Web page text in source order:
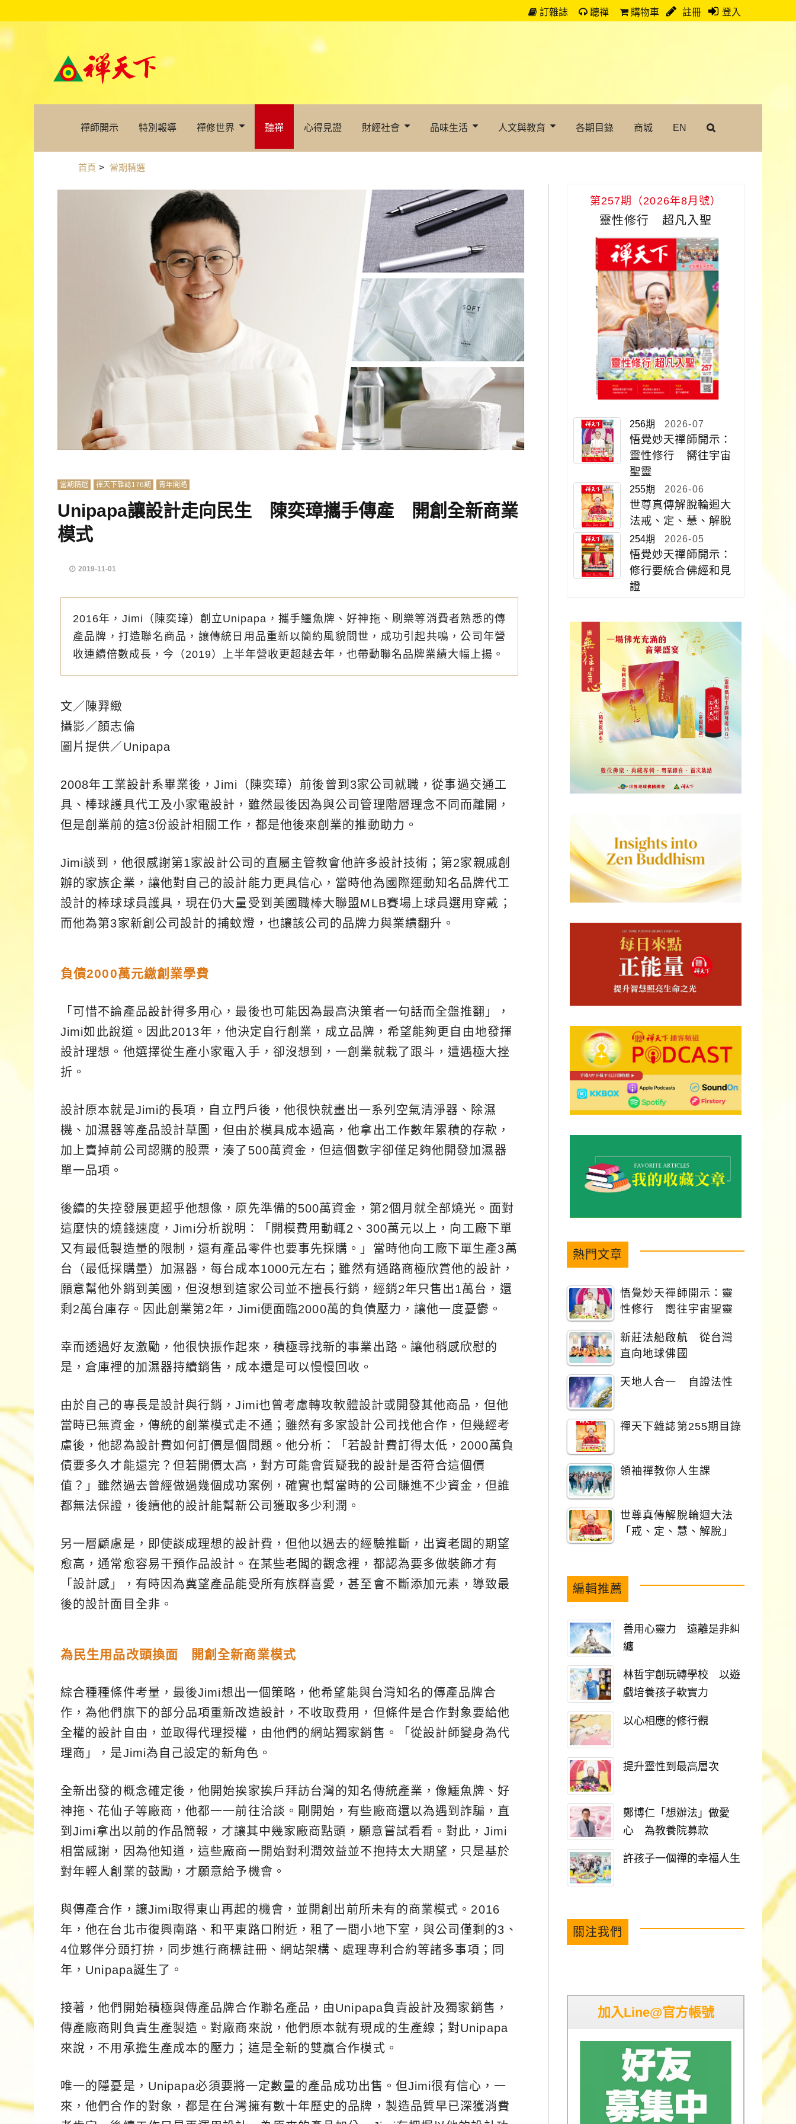
訂雜誌 聽禪 購物車 註冊 登入
禪師開示 特別報導 禪修世界 聽禪 心得見證 財經社會 品味生活 人文與教育 各期目錄 商城 EN
首頁 > 當期精選
當期精選 禪天下雜誌176期 青年開路
Unipapa讓設計走向民生 陳奕璋攜手傳產 開創全新商業
模式
2019-11-01
2016年，Jimi（陳奕璋）創立Unipapa，攜手鱷魚牌、好神拖、刷樂等消費者熟悉的傳
產品牌，打造聯名商品，讓傳統日用品重新以簡約風貌問世，成功引起共鳴，公司年營
收連續倍數成長，今（2019）上半年營收更超越去年，也帶動聯名品牌業績大幅上揚。
文／陳羿緻
攝影／顏志倫
圖片提供／Unipapa
2008年工業設計系畢業後，Jimi（陳奕璋）前後曾到3家公司就職，從事過交通工
具、棒球護具代工及小家電設計，雖然最後因為與公司管理階層理念不同而離開，
但是創業前的這3份設計相關工作，都是他後來創業的推動助力。
Jimi談到，他很感謝第1家設計公司的直屬主管教會他許多設計技術；第2家親戚創
辦的家族企業，讓他對自己的設計能力更具信心，當時他為國際運動知名品牌代工
設計的棒球球員護具，現在仍大量受到美國職棒大聯盟MLB賽場上球員選用穿戴；
而他為第3家新創公司設計的捕蚊燈，也讓該公司的品牌力與業績翻升。
負債2000萬元繳創業學費
「可惜不論產品設計得多用心，最後也可能因為最高決策者一句話而全盤推翻」，
Jimi如此說道。因此2013年，他決定自行創業，成立品牌，希望能夠更自由地發揮
設計理想。他選擇從生產小家電入手，卻沒想到，一創業就栽了跟斗，遭遇極大挫
折。
設計原本就是Jimi的長項，自立門戶後，他很快就畫出一系列空氣清淨器、除濕
機、加濕器等產品設計草圖，但由於模具成本過高，他拿出工作數年累積的存款，
加上賣掉前公司認購的股票，湊了500萬資金，但這個數字卻僅足夠他開發加濕器
單一品項。
後續的失控發展更超乎他想像，原先準備的500萬資金，第2個月就全部燒光。面對
這麼快的燒錢速度，Jimi分析說明：「開模費用動輒2、300萬元以上，向工廠下單
又有最低製造量的限制，還有產品零件也要事先採購。」當時他向工廠下單生產3萬
台（最低採購量）加濕器，每台成本1000元左右；雖然有通路商極欣賞他的設計，
願意幫他外銷到美國，但沒想到這家公司並不擅長行銷，經銷2年只售出1萬台，還
剩2萬台庫存。因此創業第2年，Jimi便面臨2000萬的負債壓力，讓他一度憂鬱。
幸而透過好友激勵，他很快振作起來，積極尋找新的事業出路。讓他稍感欣慰的
是，倉庫裡的加濕器持續銷售，成本還是可以慢慢回收。
由於自己的專長是設計與行銷，Jimi也曾考慮轉攻軟體設計或開發其他商品，但他
當時已無資金，傳統的創業模式走不通；雖然有多家設計公司找他合作，但幾經考
慮後，他認為設計費如何訂價是個問題。他分析：「若設計費訂得太低，2000萬負
債要多久才能還完？但若開價太高，對方可能會質疑我的設計是否符合這個價
值？」雖然過去曾經做過幾個成功案例，確實也幫當時的公司賺進不少資金，但誰
都無法保證，後續他的設計能幫新公司獲取多少利潤。
另一層顧慮是，即使談成理想的設計費，但他以過去的經驗推斷，出資老闆的期望
愈高，通常愈容易干預作品設計。在某些老闆的觀念裡，都認為要多做裝飾才有
「設計感」，有時因為冀望產品能受所有族群喜愛，甚至會不斷添加元素，導致最
後的設計面目全非。
為民生用品改頭換面 開創全新商業模式
綜合種種條件考量，最後Jimi想出一個策略，他希望能與台灣知名的傳產品牌合
作，為他們旗下的部分品項重新改造設計，不收取費用，但條件是合作對象要給他
全權的設計自由，並取得代理授權，由他們的網站獨家銷售。「從設計師變身為代
理商」，是Jimi為自己設定的新角色。
全新出發的概念確定後，他開始挨家挨戶拜訪台灣的知名傳統產業，像鱷魚牌、好
神拖、花仙子等廠商，他都一一前往洽談。剛開始，有些廠商還以為遇到詐騙，直
到Jimi拿出以前的作品簡報，才讓其中幾家廠商點頭，願意嘗試看看。對此，Jimi
相當感謝，因為他知道，這些廠商一開始對利潤效益並不抱持太大期望，只是基於
對年輕人創業的鼓勵，才願意給予機會。
與傳產合作，讓Jimi取得東山再起的機會，並開創出前所未有的商業模式。2016
年，他在台北市復興南路、和平東路口附近，租了一間小地下室，與公司僅剩的3、
4位夥伴分頭打拚，同步進行商標註冊、網站架構、處理專利合約等諸多事項；同
年，Unipapa誕生了。
接著，他們開始積極與傳產品牌合作聯名產品，由Unipapa負責設計及獨家銷售，
傳產廠商則負責生產製造。對廠商來說，他們原本就有現成的生產線；對Unipapa
來說，不用承擔生產成本的壓力；這是全新的雙贏合作模式。
唯一的隱憂是，Unipapa必須要將一定數量的產品成功出售。但Jimi很有信心，一
來，他們合作的對象，都是在台灣擁有數十年歷史的品牌，製造品質早已深獲消費
第257期（2026年8月號）
靈性修行 超凡入聖
256期 2026-07
悟覺妙天禪師開示：
靈性修行 嚮往宇宙
聖靈
255期 2026-06
世尊真傳解脫輪迴大
法戒、定、慧、解脫
254期 2026-05
悟覺妙天禪師開示：
修行要統合佛經和見
證
熱門文章
悟覺妙天禪師開示：靈
性修行 嚮往宇宙聖靈
新莊法船啟航 從台灣
直向地球佛國
天地人合一 自證法性
禪天下雜誌第255期目錄
領袖禪教你人生課
世尊真傳解脫輪迴大法
「戒、定、慧、解脫」
編輯推薦
善用心靈力 遠離是非糾
纏
林哲宇創玩轉學校 以遊
戲培養孩子軟實力
以心相應的修行觀
提升靈性到最高層次
鄭博仁「想辦法」做愛
心 為教養院募款
許孩子一個禪的幸福人生
關注我們
加入Line@官方帳號